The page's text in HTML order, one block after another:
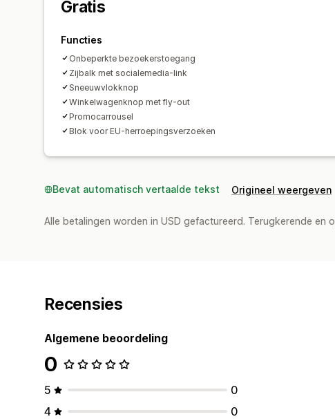
Gratis
Functies
Onbeperkte bezoekerstoegang
Zijbalk met socialemedia-link
Sneeuwvlokknop
Winkelwagenknop met fly-out
Promocarrousel
Blok voor EU-herroepingsverzoeken
Bevat automatisch vertaalde tekst Origineel weergeven
Alle betalingen worden in USD gefactureerd. Terugkerende
Recensies
Algemene beoordeling
0
5
0
4
0